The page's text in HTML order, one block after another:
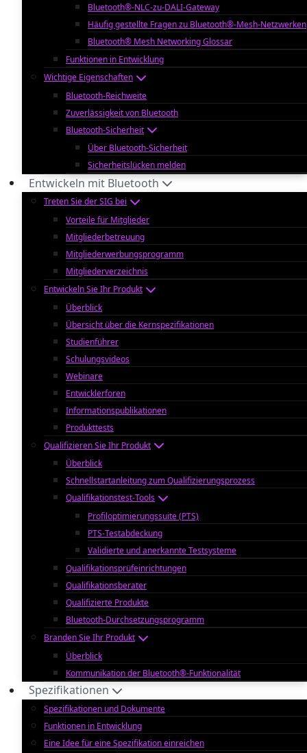
Bluetooth®-NLC-zu-DALI-Gateway
Häufig gestellte Fragen zu Bluetooth®-Mesh-Netzwerken
Bluetooth® Mesh Networking Glossar
Funktionen in Entwicklung
Wichtige Eigenschaften
Bluetooth-Reichweite
Zuverlässigkeit von Bluetooth
Bluetooth-Sicherheit
Über Bluetooth-Sicherheit
Sicherheitslücken melden
Entwickeln mit Bluetooth
Treten Sie der SIG bei
Vorteile für Mitglieder
Mitgliederbetreuung
Mitgliederwerbungsprogramm
Mitgliederverzeichnis
Entwickeln Sie Ihr Produkt
Überblick
Übersicht über die Kernspezifikationen
Studienführer
Schulungsvideos
Webinare
Entwicklerforen
Informationspublikationen
Produkttests
Qualifizieren Sie Ihr Produkt
Überblick
Schnellstartanleitung zum Qualifizierungsprozess
Qualifikationstest-Tools
Profiloptimierungssuite (PTS)
PTS-Testabdeckung
Validierte und anerkannte Testsysteme
Qualifikationsprüfeinrichtungen
Qualifikationsberater
Qualifizierte Produkte
Bluetooth-Durchsetzungsprogramm
Branden Sie Ihr Produkt
Überblick
Kommunikation der Bluetooth®-Funktionalität
Spezifikationen
Spezifikationen und Dokumente
Funktionen in Entwicklung
Eine Idee für eine Spezifikation einreichen